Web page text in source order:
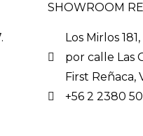
SHOWROOM
Los Mirlos
por calle Las
First Reñaca,
+56 2 2380